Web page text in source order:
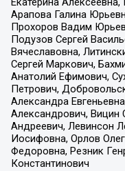
Арапова Галина
Прохоров Вадим
Подузов Сергей
Вячеславовна,
Сергей Маркович,
Анатолий Ефимович,
Петрович,
Александра
Александрович, Вицин
Андреевич, Левинсон
Иосифовна, Орлов
Федоровна, Резник
Константинович